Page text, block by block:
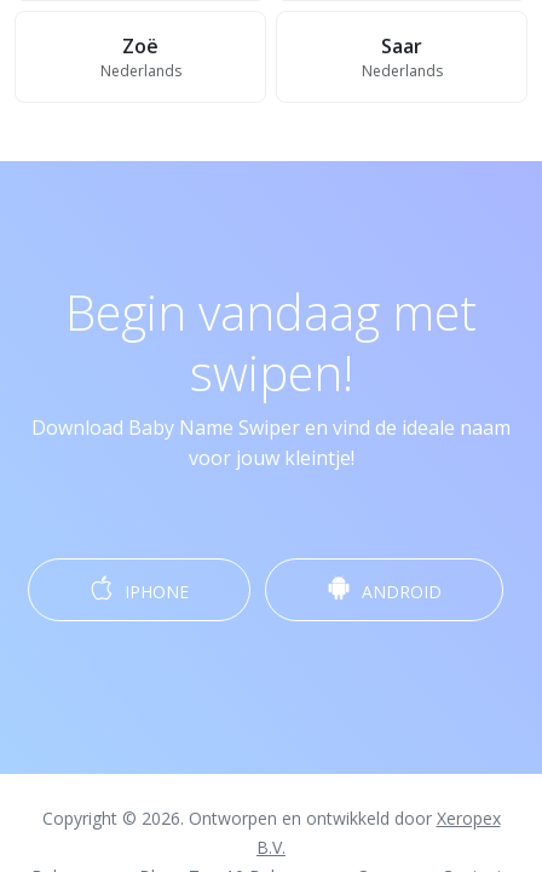
Zoë
Nederlands
Saar
Nederlands
Begin vandaag met
swipen!
Download Baby Name Swiper en vind de ideale naam
voor jouw kleintje!
IPHONE ANDROID
Copyright © 2026. Ontworpen en ontwikkeld door Xeropex
B.V.